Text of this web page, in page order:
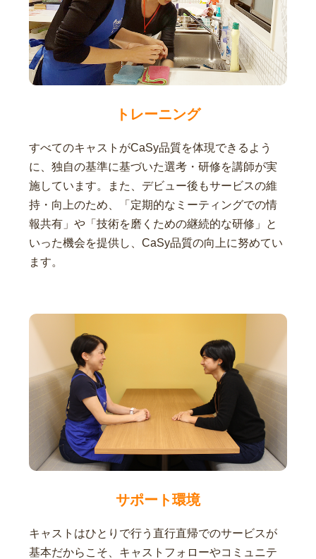
トレーニング
すべてのキャストがCaSy品質を体現できるよう
に、独自の基準に基づいた選考・研修を講師が実
施しています。また、デビュー後もサービスの維
持・向上のため、「定期的なミーティングでの情
報共有」や「技術を磨くための継続的な研修」と
いった機会を提供し、CaSy品質の向上に努めてい
ます。
サポート環境
キャストはひとりで行う直行直帰でのサービスが
基本だからこそ、キャストフォローやコミュニテ